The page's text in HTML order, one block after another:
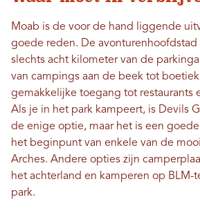
Moab is de voor de hand liggende
goede reden. De avonturenhoofdstad
slechts acht kilometer van de
van campings aan de beek tot
gemakkelijke toegang tot restaurants
Als je in het park kampeert, is Devils
de enige optie, maar het is een
het beginpunt van enkele van de
Arches. Andere opties zijn
het achterland en kamperen op BLM-
park.